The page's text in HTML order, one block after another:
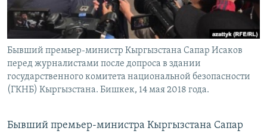
Бывший премьер-министр Кыргызстана Сапар Исаков
перед журналистами после допроса в здании
государственного комитета национальной безопасности
(ГКНБ) Кыргызстана. Бишкек, 14 мая 2018 года.
Бывший премьер-министра Кыргызстана Сапар